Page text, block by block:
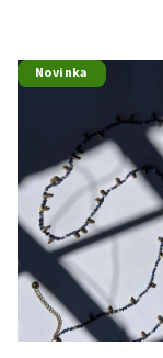
Novinka